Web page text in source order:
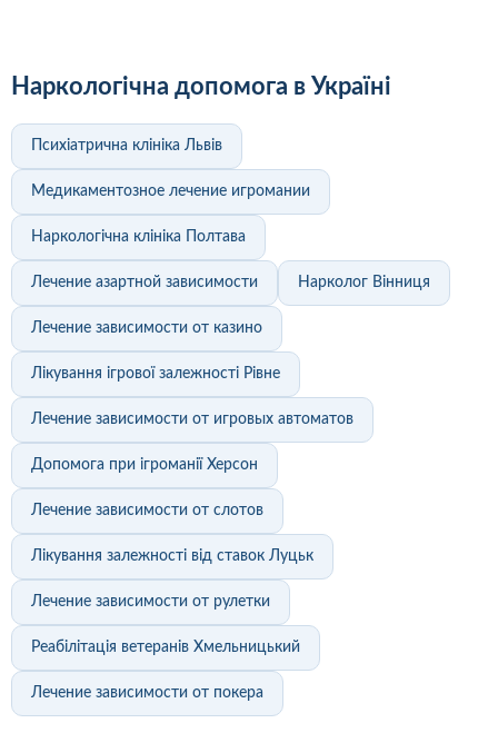
Наркологічна допомога в Україні
Психіатрична клініка Львів
Медикаментозное лечение игромании
Наркологічна клініка Полтава
Лечение азартной зависимости Нарколог Вінниця
Лечение зависимости от казино
Лікування ігрової залежності Рівне
Лечение зависимости от игровых автоматов
Допомога при ігроманії Херсон
Лечение зависимости от слотов
Лікування залежності від ставок Луцьк
Лечение зависимости от рулетки
Реабілітація ветеранів Хмельницький
Лечение зависимости от покера